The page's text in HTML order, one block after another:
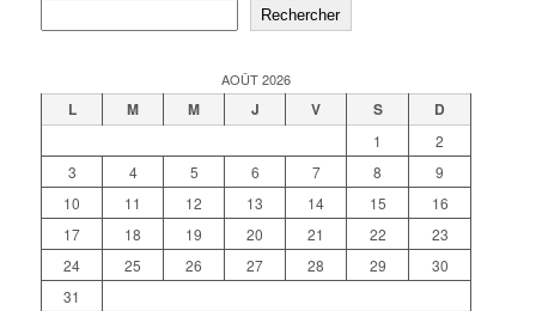
Rechercher
AOÛT 2026
L M M J V S D
1
2
3
4 5 6 7 8
9
10
11 12 13 14 15
16
17
18 19 20 21 22
23
24
25 26 27 28 29
30
31